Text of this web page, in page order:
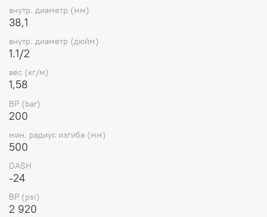
PM-
BSC
POWERMASTER
внутр. диаметр (мм)
38,1
внутр. диаметр (дюйм)
1.1/2
вес (кг/м)
1,58
BP (bar)
200
мин. радиус изгиба (мм)
500
DASH
-24
BP (psi)
2 920